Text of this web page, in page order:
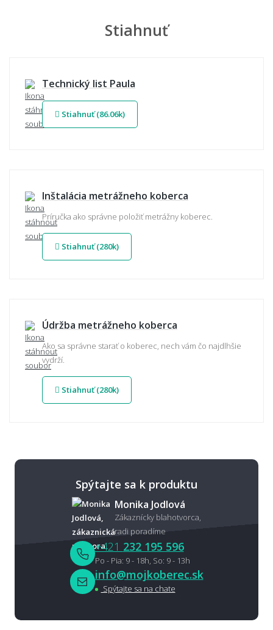
Stiahnuť
Technický list Paula
Stiahnuť (86.06k)
Inštalácia metrážneho koberca
Príručka ako správne položiť metrážny koberec.
Stiahnuť (280k)
Údržba metrážneho koberca
Ako sa správne starať o koberec, nech vám čo najdlhšie
vydrží.
Stiahnuť (280k)
Spýtajte sa k produktu
Monika Jodlová
Zákaznícky blahotvorca,
radi poradíme
+421 232 195 596
Po - Pia: 9 - 18h, So: 9 - 13h
info@mojkoberec.sk
Spýtajte sa na chate